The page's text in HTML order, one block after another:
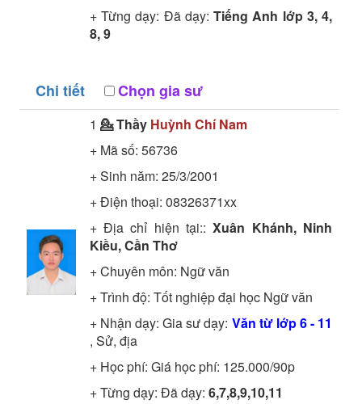
+ Từng dạy: Đã dạy:Tiếng Anh lớp 3, 4,
8, 9
Chi tiết Chọn gia sư
1 💁 Thầy Huỳnh Chí Nam
+ Mã số: 56736
+ Sinh năm: 25/3/2001
+ Điện thoại: 08326371xx
+ Địa chỉ hiện tại::Xuân Khánh, Ninh
Kiều, Cần Thơ
+ Chuyên môn: Ngữ văn
+ Trình độ: Tốt nghiệp đại học Ngữ văn
+ Nhận dạy: Gia sư dạy: Văn từ lớp 6 - 11
, Sử, địa
+ Học phí: Giá học phí: 125.000/90p
+ Từng dạy: Đã dạy: 6,7,8,9,10,11